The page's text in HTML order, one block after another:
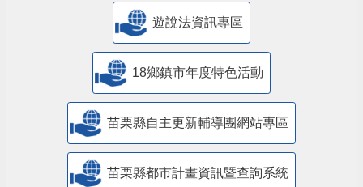
遊說法資訊專區
18鄉鎮市年度特色活動
苗栗縣自主更新輔導團網站專區
苗栗縣都市計畫資訊暨查詢系統